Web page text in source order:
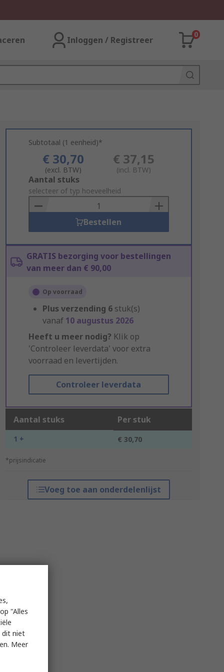
Inloggen / Registreer
0
Subtotaal (1 eenheid)*
€ 30,70
(excl. BTW)
€ 37,15
(incl. BTW)
Add
to
Basket
Aantal stuks
selecteer of typ hoeveelheid
Bestellen
GRATIS bezorging voor bestellingen
van meer dan € 90,00
Op voorraad
Plus verzending 6 stuk(s)
vanaf 10 augustus 2026
Heeft u meer nodig? Klik op
'Controleer leverdata' voor extra
voorraad en levertijden.
Controleer leverdata
Aantal stuks Per stuk
1 + € 30,70
*prijsindicatie
Voeg toe aan onderdelenlijst
"Alles
dit niet
Meer